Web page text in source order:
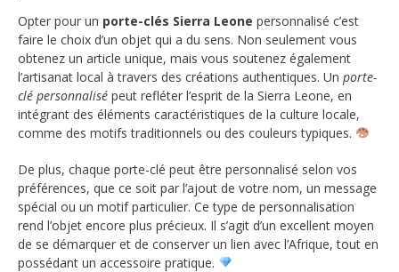
Opter pour un porte-clés Sierra Leone personnalisé c’est
faire le choix d’un objet qui a du sens. Non seulement vous
obtenez un article unique, mais vous soutenez également
l’artisanat local à travers des créations authentiques. Un porte-
clé personnalisé peut refléter l’esprit de la Sierra Leone, en
intégrant des éléments caractéristiques de la culture locale,
comme des motifs traditionnels ou des couleurs typiques.
De plus, chaque porte-clé peut être personnalisé selon vos
préférences, que ce soit par l’ajout de votre nom, un message
spécial ou un motif particulier. Ce type de personnalisation
rend l’objet encore plus précieux. Il s’agit d’un excellent moyen
de se démarquer et de conserver un lien avec l’Afrique, tout en
possédant un accessoire pratique.